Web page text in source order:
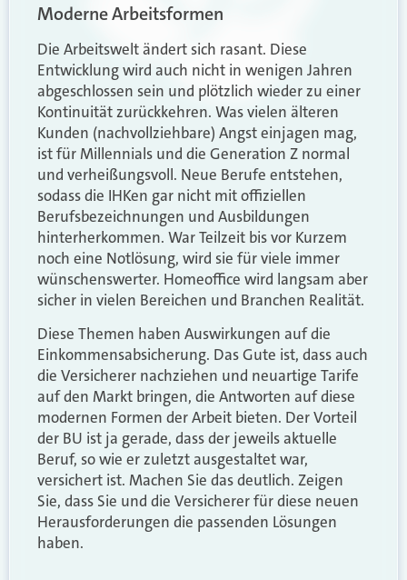
Moderne Arbeitsformen
Die Arbeitswelt ändert sich rasant. Diese
Entwicklung wird auch nicht in wenigen Jahren
abgeschlossen sein und plötzlich wieder zu einer
Kontinuität zurückkehren. Was vielen älteren
Kunden (nachvollziehbare) Angst einjagen mag,
ist für Millennials und die Generation Z normal
und verheißungsvoll. Neue Berufe entstehen,
sodass die IHKen gar nicht mit offiziellen
Berufsbezeichnungen und Ausbildungen
hinterherkommen. War Teilzeit bis vor Kurzem
noch eine Notlösung, wird sie für viele immer
wünschenswerter. Homeoffice wird langsam aber
sicher in vielen Bereichen und Branchen Realität.
Diese Themen haben Auswirkungen auf die
Einkommensabsicherung. Das Gute ist, dass auch
die Versicherer nachziehen und neuartige Tarife
auf den Markt bringen, die Antworten auf diese
modernen Formen der Arbeit bieten. Der Vorteil
der BU ist ja gerade, dass der jeweils aktuelle
Beruf, so wie er zuletzt ausgestaltet war,
versichert ist. Machen Sie das deutlich. Zeigen
Sie, dass Sie und die Versicherer für diese neuen
Herausforderungen die passenden Lösungen
haben.